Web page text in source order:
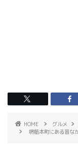
HOME グルメ
堺筋本町にある昔な